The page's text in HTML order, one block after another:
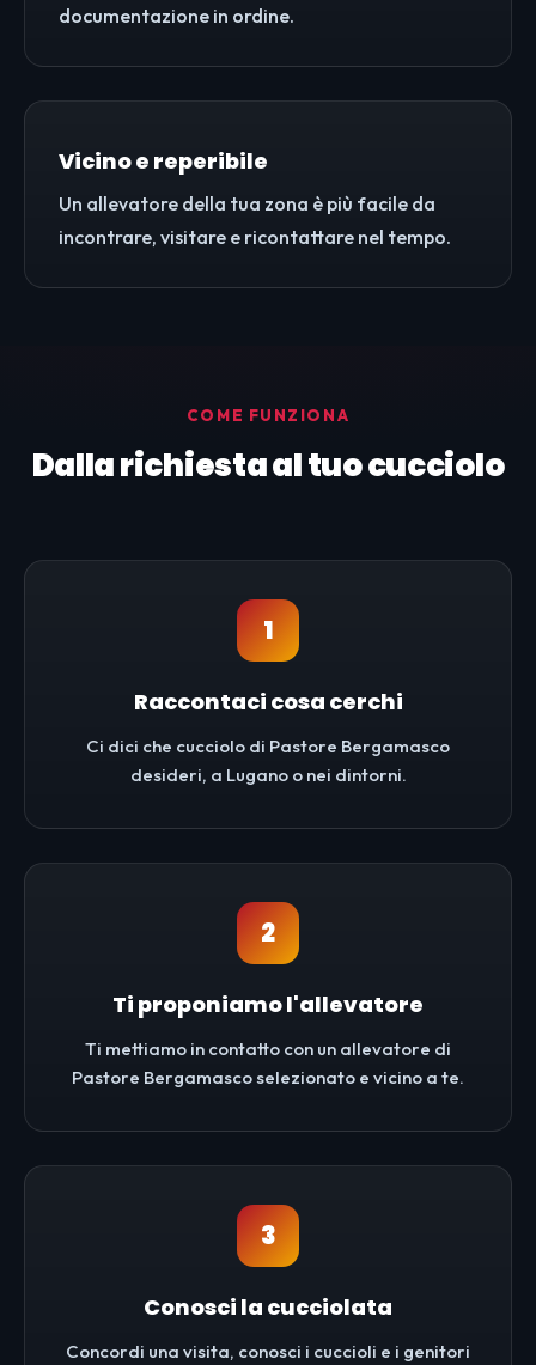
documentazione in ordine.
Vicino e reperibile
Un allevatore della tua zona è più facile da
incontrare, visitare e ricontattare nel tempo.
COME FUNZIONA
Dalla richiesta al tuo cucciolo
1
Raccontaci cosa cerchi
Ci dici che cucciolo di Pastore Bergamasco
desideri, a Lugano o nei dintorni.
2
Ti proponiamo l'allevatore
Ti mettiamo in contatto con un allevatore di
Pastore Bergamasco selezionato e vicino a te.
3
Conosci la cucciolata
Concordi una visita, conosci i cuccioli e i genitori